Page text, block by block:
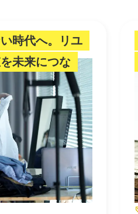
時代へ。リユ
未来につな